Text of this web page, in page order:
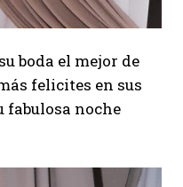
boda el mejor de
felicites en sus
fabulosa noche